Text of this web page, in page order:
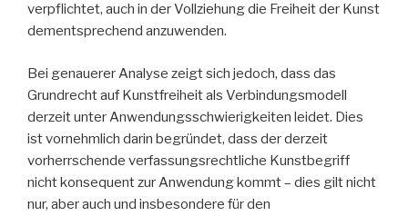
verpflichtet, auch in der Vollziehung die Freiheit der Kunst
dementsprechend anzuwenden.
Bei genauerer Analyse zeigt sich jedoch, dass das
Grundrecht auf Kunstfreiheit als Verbindungsmodell
derzeit unter Anwendungsschwierigkeiten leidet. Dies
ist vornehmlich darin begründet, dass der derzeit
vorherrschende verfassungsrechtliche Kunstbegriff
nicht konsequent zur Anwendung kommt – dies gilt nicht
nur, aber auch und insbesondere für den